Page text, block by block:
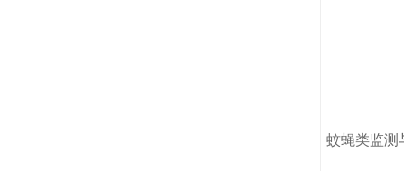
蚊蝇类监测